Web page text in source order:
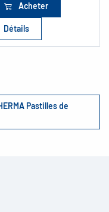
Acheter
Détails
Pastilles de